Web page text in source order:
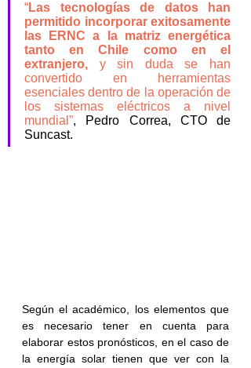
“Las tecnologías de datos han
permitido incorporar exitosamente
las ERNC a la matriz energética
tanto en Chile como en el
extranjero, y sin duda se han
convertido en herramientas
esenciales dentro de la operación de
los sistemas eléctricos a nivel
mundial”, Pedro Correa, CTO de
Suncast.
Según el académico, los elementos que
es necesario tener en cuenta para
elaborar estos pronósticos, en el caso de
la energía solar tienen que ver con la